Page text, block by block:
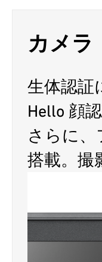
カメラ
生体認証
Hello 顔
さらに
搭載。撮